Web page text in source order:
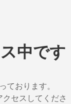
中です
おります。
セスしてくださ